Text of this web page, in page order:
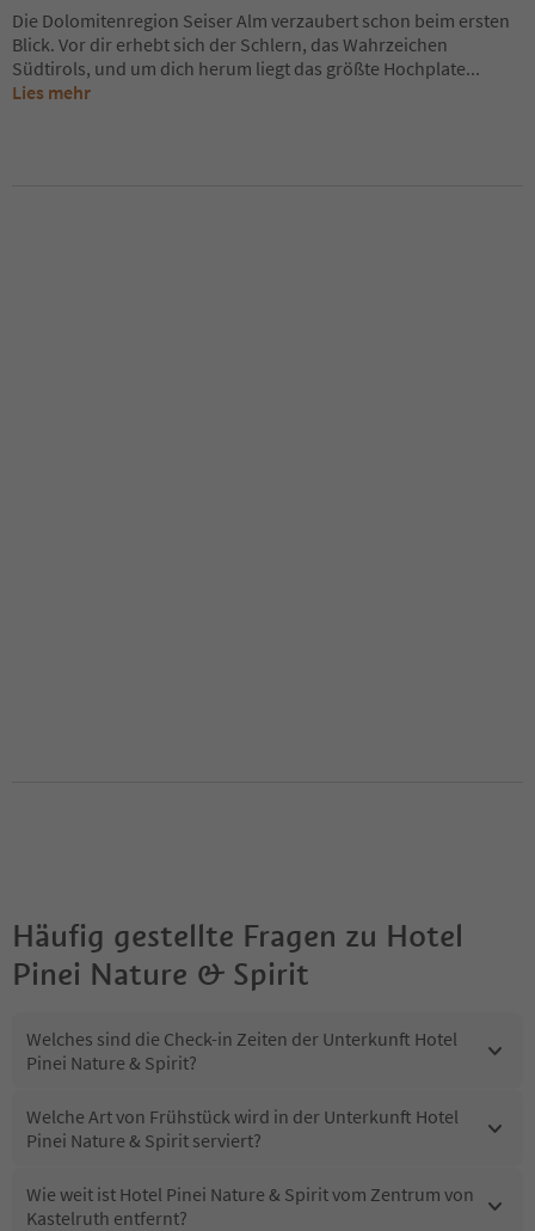
Die Dolomitenregion Seiser Alm verzaubert schon beim ersten
Blick. Vor dir erhebt sich der Schlern, das Wahrzeichen
Südtirols, und um dich herum liegt das größte Hochplate...
Lies mehr
Häufig gestellte Fragen zu Hotel
Pinei Nature & Spirit
Welches sind die Check-in Zeiten der Unterkunft Hotel
Pinei Nature & Spirit?
Welche Art von Frühstück wird in der Unterkunft Hotel
Pinei Nature & Spirit serviert?
Wie weit ist Hotel Pinei Nature & Spirit vom Zentrum von
Kastelruth entfernt?